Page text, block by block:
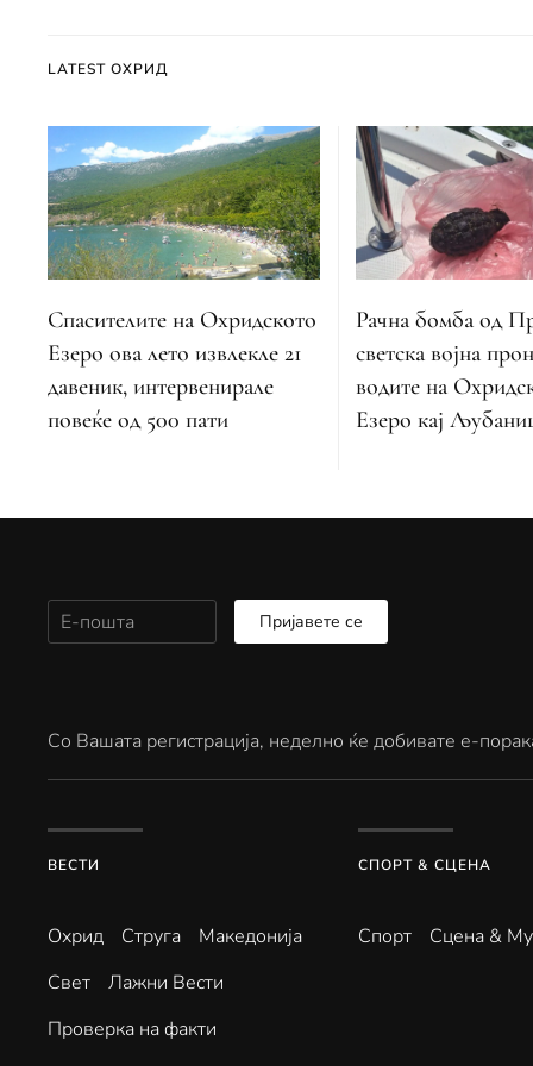
LATEST ОХРИД
Спасителите на Охридското
Езеро ова лето извлекле 21
давеник, интервенирале
повеќе од 500 пати
Рачна бомба од
светска војна
водите на
Езеро кај
Пријавете се
Со Вашата регистрација, неделно ќе добивате е-
ВЕСТИ
Охрид Струга
Македонија
Свет
Лажни Вести
Проверка на факти
СПОРТ & СЦЕНА
Спорт Сцена &